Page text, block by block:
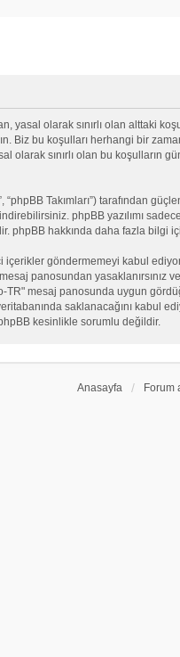
olarak sınırlı olan alttaki
Biz bu koşulları herhangi bir
sınırlı olan bu koşulların
“phpBB Takımları”) tarafından
phpBB yazılımı
hakkında daha fazla bilgi
göndermemeyi kabul
panosundan yasaklanırsınız
TR" mesaj panosunda uygun
saklanacağını kabul
kesinlikle sorumlu değildir.
Anasayfa Forum